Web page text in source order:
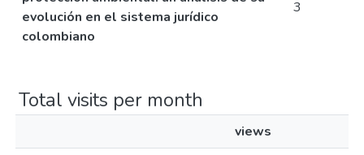
evolución en el sistema jurídico
colombiano
3
Total visits per month
views